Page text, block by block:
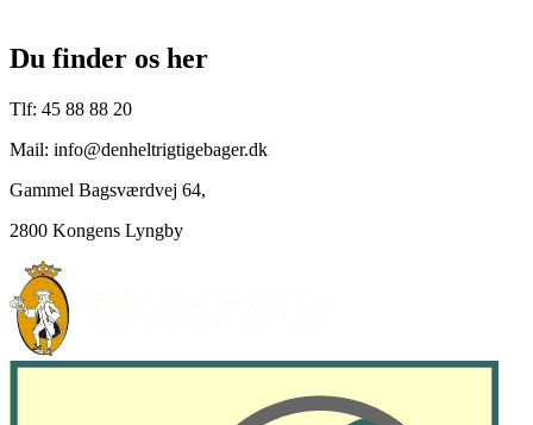
Du finder os her
Tlf: 45 88 88 20
Mail: info@denheltrigtigebager.dk
Gammel Bagsværdvej 64,
2800 Kongens Lyngby